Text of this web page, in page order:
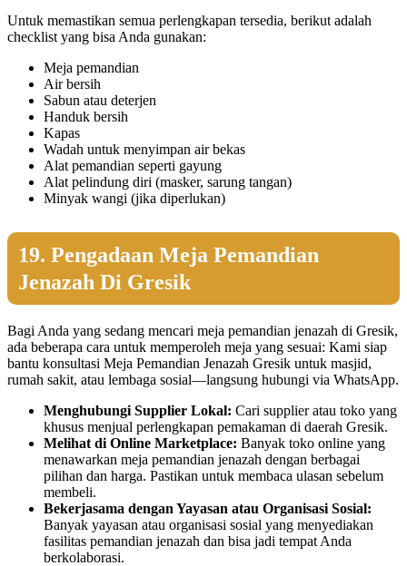
Untuk memastikan semua perlengkapan tersedia, berikut adalah
checklist yang bisa Anda gunakan:
Meja pemandian
Air bersih
Sabun atau deterjen
Handuk bersih
Kapas
Wadah untuk menyimpan air bekas
Alat pemandian seperti gayung
Alat pelindung diri (masker, sarung tangan)
Minyak wangi (jika diperlukan)
19. Pengadaan Meja Pemandian
Jenazah Di Gresik
Bagi Anda yang sedang mencari meja pemandian jenazah di Gresik,
ada beberapa cara untuk memperoleh meja yang sesuai: Kami siap
bantu konsultasi Meja Pemandian Jenazah Gresik untuk masjid,
rumah sakit, atau lembaga sosial—langsung hubungi via WhatsApp.
Menghubungi Supplier Lokal: Cari supplier atau toko yang
khusus menjual perlengkapan pemakaman di daerah Gresik.
Melihat di Online Marketplace: Banyak toko online yang
menawarkan meja pemandian jenazah dengan berbagai
pilihan dan harga. Pastikan untuk membaca ulasan sebelum
membeli.
Bekerjasama dengan Yayasan atau Organisasi Sosial:
Banyak yayasan atau organisasi sosial yang menyediakan
fasilitas pemandian jenazah dan bisa jadi tempat Anda
berkolaborasi.